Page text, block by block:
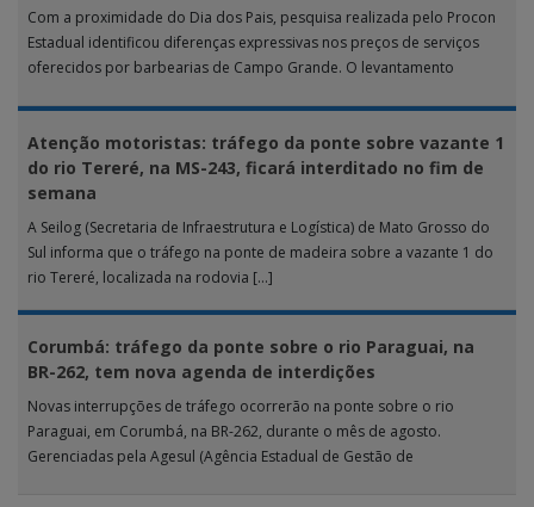
Com a proximidade do Dia dos Pais, pesquisa realizada pelo Procon
Estadual identificou diferenças expressivas nos preços de serviços
oferecidos por barbearias de Campo Grande. O levantamento
Atenção motoristas: tráfego da ponte sobre vazante 1
do rio Tereré, na MS-243, ficará interditado no fim de
semana
A Seilog (Secretaria de Infraestrutura e Logística) de Mato Grosso do
Sul informa que o tráfego na ponte de madeira sobre a vazante 1 do
rio Tereré, localizada na rodovia […]
Corumbá: tráfego da ponte sobre o rio Paraguai, na
BR-262, tem nova agenda de interdições
Novas interrupções de tráfego ocorrerão na ponte sobre o rio
Paraguai, em Corumbá, na BR-262, durante o mês de agosto.
Gerenciadas pela Agesul (Agência Estadual de Gestão de